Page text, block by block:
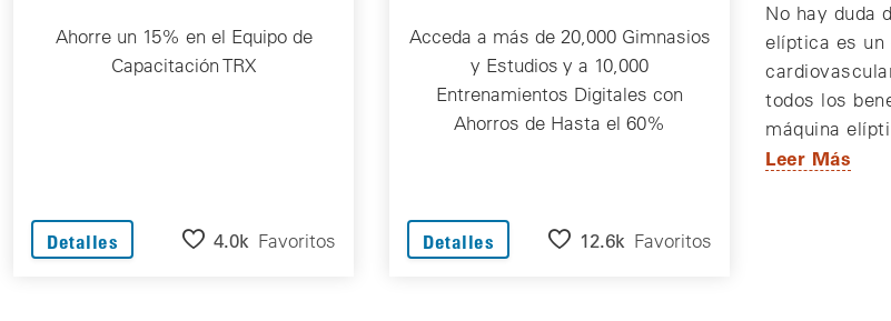
Ahorre un 15% en el Equipo de
Capacitación TRX
Detalles 4.0k Favoritos
Acceda a más de 20,000 Gimnasios
y Estudios y a 10,000
Entrenamientos Digitales con
Ahorros de Hasta el 60%
Detalles 12.6k Favoritos
No hay duda
elíptica es un
todos los
máquina elípti
Leer Más